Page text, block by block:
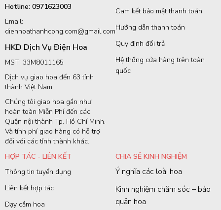
Hotline: 0971623003
Email:
dienhoathanhcong.com@gmail.com
HKD Dịch Vụ Điện Hoa
MST: 33M8011165
Dịch vụ giao hoa đến 63 tỉnh
thành Việt Nam.
Chúng tôi giao hoa gần như
hoàn toàn Miễn Phí đến các
Quận nội thành Tp. Hồ Chí Minh.
Và tính phí giao hàng có hỗ trợ
đối với các tỉnh thành khác.
Cam kết bảo mật thanh toán
Hướng dẫn thanh toán
Quy định đổi trả
Hệ thống cửa hàng trên toàn
quốc
HỢP TÁC - LIÊN KẾT
Thông tin tuyển dụng
Liên kết hợp tác
Dạy cắm hoa
CHIA SẺ KINH NGHIỆM
Ý nghĩa các loài hoa
Kinh nghiệm chăm sóc – bảo
quản hoa